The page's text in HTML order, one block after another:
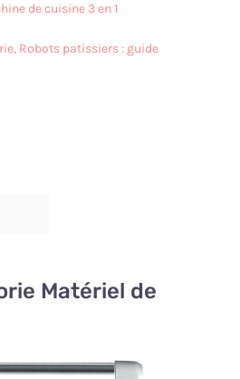
de cuisine 3 en 1
, Robots patissiers : guide
Matériel de